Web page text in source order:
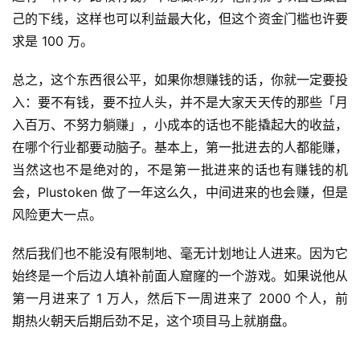
己的下线，这样也可以利益最大化，但这个资金门槛也许要
求是 100 万。
总之，这个东西很公平，如果你想赚钱的话，你就一定要投
入：要不有钱，要不拉人头，并不是大家天天传的那些「月
入百万、不努力躺赚」，小成本的话也不能撬起大的收益，
在哪个行业都要动脑子。基本上，第一批进去的人都能赚，
当然这也不是绝对的，不是第一批进来的话也有赚钱的机
会，Plustoken 做了一年这么久，中间进来的也会赚，但是
风险更大一点。
然后我们也不能没有限制地、毫无计划地让人进来。因为它
始终是一个后边人填补前面人窟窿的一个游戏。如果说他从
第一月进来了 1 万人，然后下一周进来了 2000 个人，前
期热火朝天后期后劲不足，这个项目马上就崩盘。